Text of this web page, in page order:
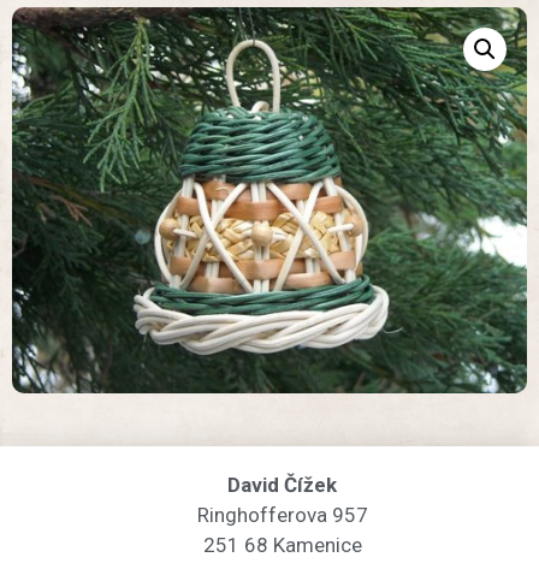
David Čížek
Ringhofferova 957
251 68 Kamenice